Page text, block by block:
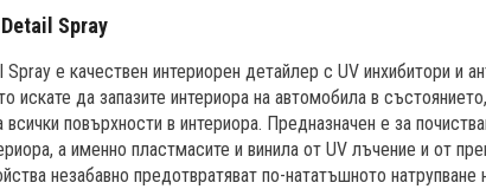
Spray
е качествен интериорен детайлер с UV инхибитори и
искате да запазите интериора на автомобила в
повърхности в интериора. Предназначен е за
а именно пластмасите и винила от UV лъчение и от
незабавно предотвратяват по-нататъшното натрупване